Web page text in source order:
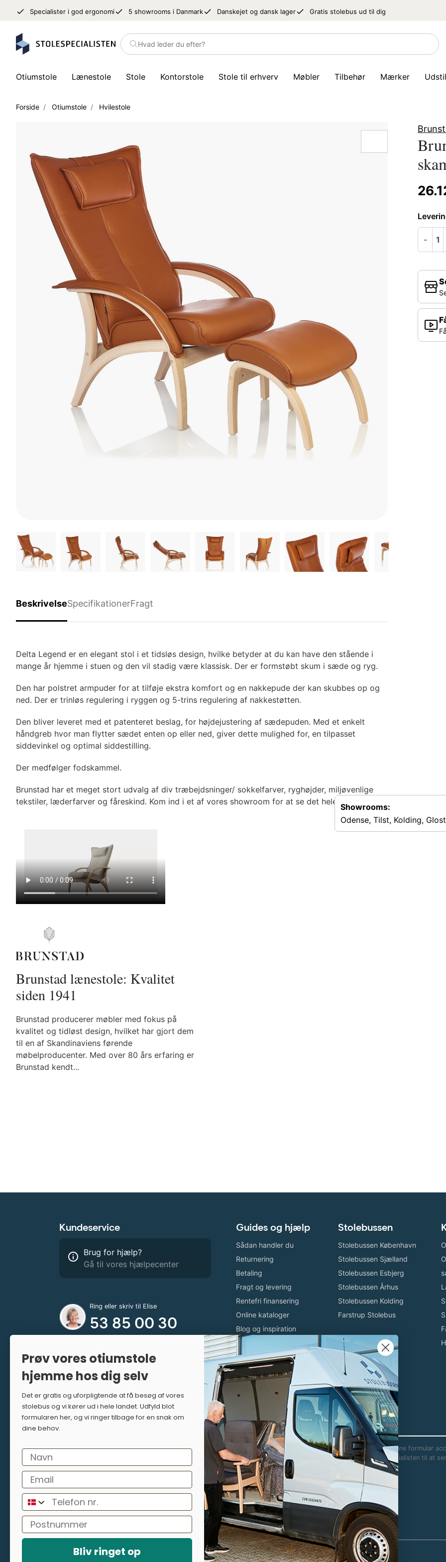
done Specialister i god ergonomidone 5 showrooms i Danmarkdone Danskejet og dansk lagerdone Gratis stolebus ud til dig
Hvad leder du efter?
Otiumstole Lænestole Stole Kontorstole Stole til erhverv Møbler Tilbehør Mærker
Forside Otiumstole Hvilestole
BeskrivelseSpecifikationerFragt
Delta Legend er en elegant stol i et tidsløs design, hvilke betyder at du kan have den stående i
mange år hjemme i stuen og den vil stadig være klassisk. Der er formstøbt skum i sæde og ryg.
Den har polstret armpuder for at tilføje ekstra komfort og en nakkepude der kan skubbes op og
ned. Der er trinløs regulering i ryggen og 5-trins regulering af nakkestøtten.
Den bliver leveret med et patenteret beslag, for højdejustering af sædepuden. Med et enkelt
håndgreb hvor man flytter sædet enten op eller ned, giver dette mulighed for, en tilpasset
siddevinkel og optimal siddestilling.
Der medfølger fodskammel.
Brunstad har et meget stort udvalg af div træbejdsninger/ sokkelfarver, ryghøjder, miljøvenlige
tekstiler, læderfarver og fåreskind. Kom ind i et af vores showroom for at se det hele.
Brunstad lænestole: Kvalitet
siden 1941
Brunstad producerer møbler med fokus på
kvalitet og tidløst design, hvilket har gjort dem
til en af Skandinaviens førende
møbelproducenter. Med over 80 års erfaring er
Brunstad kendt...
-
Showrooms:
Odense, Tilst, Kolding,
Kundeservice
info_outline Brug for hjælp?
Gå til vores hjælpecenter
Ring eller skriv til Elise
53 85 00 30
(Svar indenfor 1 hverdag)
Guides og hjælp
Sådan handler du
Returnering
Betaling
Fragt og levering
Rentefri finansering
Online kataloger
Blog og inspiration
Delbetaling med
Anyday
Showrooms
Showroom i Glostrup
Showroom i Odense
Showroom i Kolding
Showroom i
Tilst/Aarhus
Showroom i
Osted/Lejre
Stolebussen
Stolebussen København
Stolebussen Sjælland
Stolebussen Esbjerg
Stolebussen Århus
Stolebussen Kolding
Farstrup Stolebus
Nyheder
Ved at indsende denne formular
bruges af Stolespecialisten til at
kampagnetilbud.
Prøv vores otiumstole
hjemme hos dig selv
Det er gratis og uforpligtende at få besøg af vores
stolebus og vi kører ud i hele landet. Udfyld blot
formularen her, og vi ringer tilbage for en snak om
dine behov.
Bliv ringet op